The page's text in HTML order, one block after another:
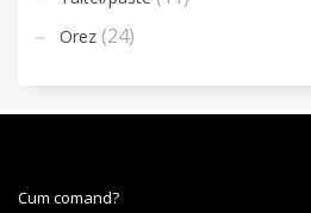
Orez (24)
Cum comand?